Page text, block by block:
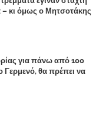
κι όμως ο Μητσοτάκης
του 2023,ενώ 50%
για πάνω από 100
Γερμενό, θα πρέπει να
την ολοσχερή